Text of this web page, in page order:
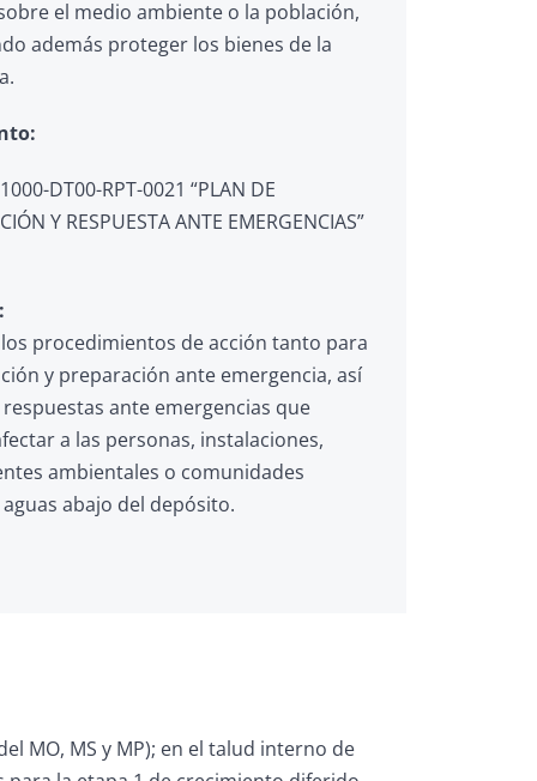
el medio ambiente o la población,
además proteger los bienes de la
DT00-RPT-0021 “PLAN DE
Y RESPUESTA ANTE EMERGENCIAS”
procedimientos de acción tanto para
y preparación ante emergencia, así
ante emergencias que
a las personas, instalaciones,
ambientales o comunidades
abajo del depósito.
MO, MS y MP); en el talud interno de